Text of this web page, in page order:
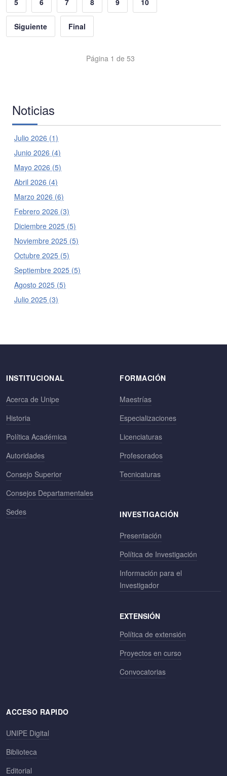
Siguiente Final
Página 1 de 53
Noticias
Julio 2026 (1)
Junio 2026 (4)
Mayo 2026 (5)
Abril 2026 (4)
Marzo 2026 (6)
Febrero 2026 (3)
Diciembre 2025 (5)
Noviembre 2025 (5)
Octubre 2025 (5)
Septiembre 2025 (5)
Agosto 2025 (5)
Julio 2025 (3)
INSTITUCIONAL
Acerca de Unipe
Historia
Política Académica
Autoridades
Consejo Superior
Consejos Departamentales
Sedes
FORMACIÓN
Maestrías
Especializaciones
Licenciaturas
Profesorados
Tecnicaturas
INVESTIGACIÓN
Presentación
Política de Investigación
Información para el
Investigador
EXTENSIÓN
Política de extensión
Proyectos en curso
Convocatorias
ACCESO RAPIDO
UNIPE Digital
Biblioteca
Editorial